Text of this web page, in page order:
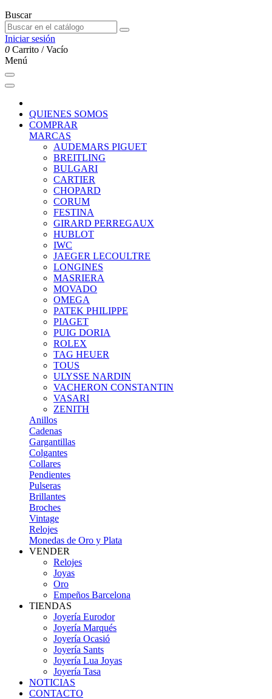
Buscar
Iniciar sesión
0 Carrito /Vacío
Menú
QUIENES SOMOS
COMPRAR
MARCAS
AUDEMARS PIGUET
BREITLING
BULGARI
CARTIER
CHOPARD
CORUM
FESTINA
GIRARD PERREGAUX
HUBLOT
IWC
JAEGER LECOULTRE
LONGINES
MASRIERA
MOVADO
OMEGA
PATEK PHILIPPE
PIAGET
PUIG DORIA
ROLEX
TAG HEUER
TOUS
ULYSSE NARDIN
VACHERON CONSTANTIN
VASARI
ZENITH
Anillos
Cadenas
Gargantillas
Colgantes
Collares
Pendientes
Pulseras
Brillantes
Broches
Vintage
Relojes
Monedas de Oro y Plata
VENDER
Relojes
Joyas
Oro
Empeños Barcelona
TIENDAS
Joyería Eurodor
Joyería Marqués
Joyería Ocasió
Joyería Sants
Joyería Lua Joyas
Joyería Tasa
NOTICIAS
CONTACTO